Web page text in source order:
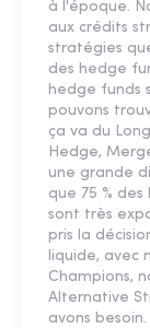
à l'époque.
aux crédits
stratégies
des hedge
hedge funds
pouvons
ça va du
Hedge,
une grande
que 75 %
sont très
pris la
liquide, avec
Champions,
Alternative
avons